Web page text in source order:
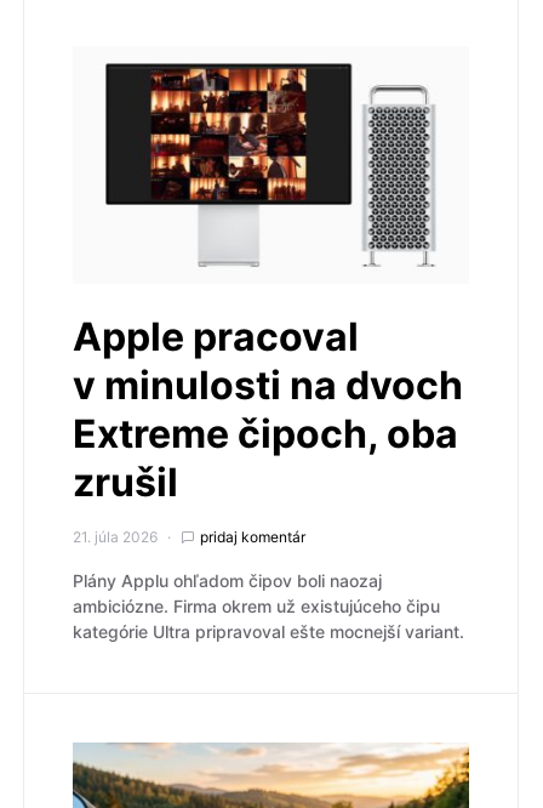
Apple pracoval
v minulosti na dvoch
Extreme čipoch, oba
zrušil
21. júla 2026 pridaj komentár
Plány Applu ohľadom čipov boli naozaj
ambiciózne. Firma okrem už existujúceho čipu
kategórie Ultra pripravoval ešte mocnejší variant.